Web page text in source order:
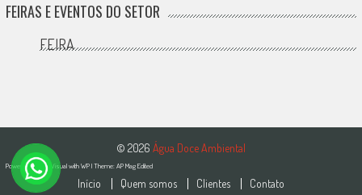
FEIRAS E EVENTOS DO SETOR
FEIRA
© 2026 Água Doce Ambiental
Powered by WebVisualwithWP| Theme:AP Mag Edited
Início Quem somos Clientes Contato